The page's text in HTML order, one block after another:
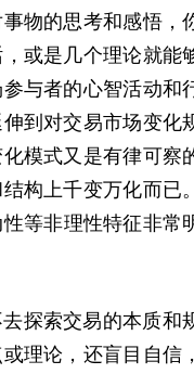
物的思考和感悟
或是几个理论就
与者的心智活动
到对交易市场变
模式又是有律可察
构上千变万化而已
等非理性特征非常
探索交易的本质和
理论，还盲目自信